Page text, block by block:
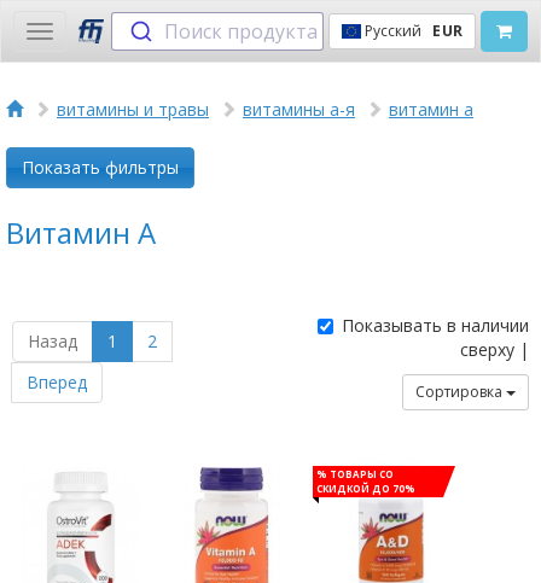
Toggle
navigation
Поиск продукта Русский EUR
витамины и травы витамины а-я витамин а
Показать фильтры
Витамин А
Назад 1
2
Вперед
Показывать в наличии
сверху |
Сортировка
% Товары со
скидкой до 70%